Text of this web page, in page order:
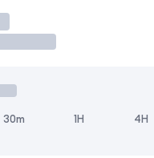
30m 1H 4H